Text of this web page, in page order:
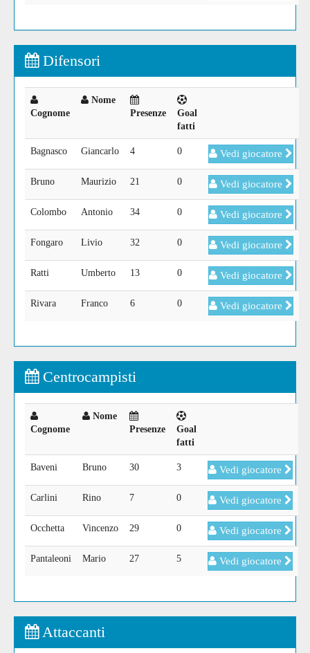
Difensori
Cognome
Nome
Presenze
Goal
fatti
Bagnasco Giancarlo 4 0 Vedi giocatore
Bruno Maurizio 21 0 Vedi giocatore
Colombo Antonio 34 0 Vedi giocatore
Fongaro Livio 32 0 Vedi giocatore
Ratti Umberto 13 0 Vedi giocatore
Rivara Franco 6 0 Vedi giocatore
Centrocampisti
Cognome
Nome
Presenze
Goal
fatti
Baveni Bruno 30 3 Vedi giocatore
Carlini Rino 7 0 Vedi giocatore
Occhetta Vincenzo 29 0 Vedi giocatore
Pantaleoni Mario 27 5 Vedi giocatore
Attaccanti